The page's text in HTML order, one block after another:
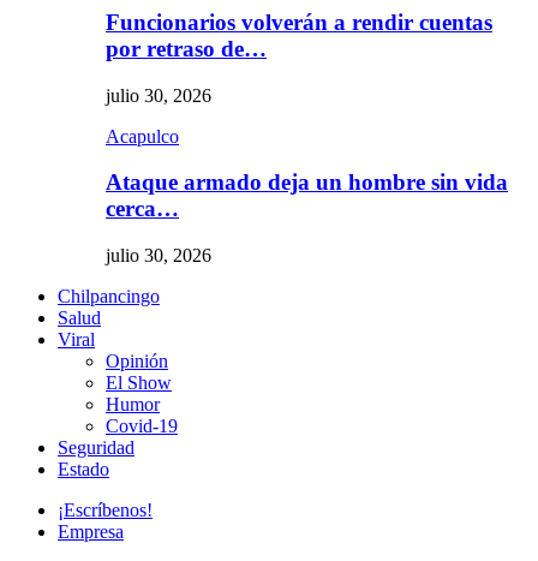
Funcionarios volverán a rendir cuentas
por retraso de…
julio 30, 2026
Acapulco
Ataque armado deja un hombre sin vida
cerca…
julio 30, 2026
Chilpancingo
Salud
Viral
Opinión
El Show
Humor
Covid-19
Seguridad
Estado
¡Escríbenos!
Empresa